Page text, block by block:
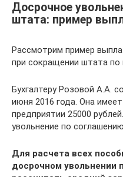
Досрочное
штата: пример
Рассмотрим пример
при сокращении штата по
Бухгалтеру Розовой А.А.
июня 2016 года. Она
предприятии 25000
увольнение по
Для расчета всех
досрочном увольнении